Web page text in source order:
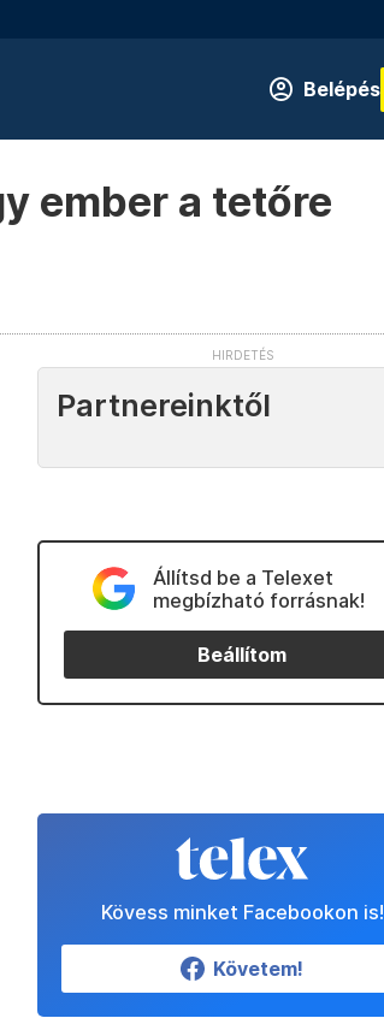
Belépés
ember a tetőre
Partnereinktől
Állítsd be a Telexet
megbízható forrásnak!
Beállítom
Kövess minket Facebookon is!
Követem!